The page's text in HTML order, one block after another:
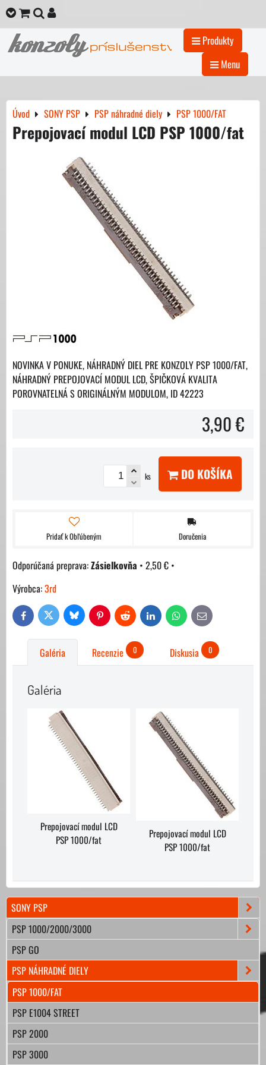
Produkty
Menu
Úvod SONY PSP PSP náhradné diely PSP 1000/FAT
Prepojovací modul LCD PSP 1000/fat
NOVINKA V PONUKE, NÁHRADNÝ DIEL PRE KONZOLY PSP 1000/FAT,
NÁHRADNÝ PREPOJOVACÍ MODUL LCD, ŠPIČKOVÁ KVALITA
POROVNATELNÁ S ORIGINÁLNÝM MODULOM, ID 42223
3,90 €
ks DO KOŠÍKA
Pridať k Obľúbeným Doručenia
Zásielkovňa • 2,50 € •
Výrobca:3rd
FacebookTwitter Bluesky PinterestReddit LinkedIn WhatsAppE-
mail
Galéria Recenzie 0 Diskusia 0
Galéria
Prepojovací modul LCD
PSP 1000/fat
Prepojovací modul LCD
PSP 1000/fat
SONY PSP
PSP 1000/2000/3000
PSP GO
PSP NÁHRADNÉ DIELY
PSP 1000/FAT
PSP E1004 STREET
PSP 2000
PSP 3000